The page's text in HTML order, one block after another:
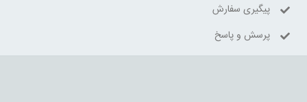
پیگیری سفارش
پرسش و پاسخ